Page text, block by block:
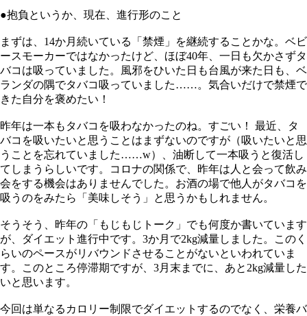
●抱負というか、現在、進行形のこと
まずは、14か月続いている「禁煙」を継続することかな。ベビ
ースモーカーではなかったけど、ほぼ40年、一日も欠かさずタ
バコは吸っていました。風邪をひいた日も台風が来た日も、ベ
ランダの隅でタバコ吸っていました……。気合いだけで禁煙で
きた自分を褒めたい！
昨年は一本もタバコを吸わなかったのね。すごい！ 最近、タ
バコを吸いたいと思うことはまずないのですが（吸いたいと思
うことを忘れていました……w）、油断して一本吸うと復活し
てしまうらしいです。コロナの関係で、昨年は人と会って飲み
会をする機会はありませんでした。お酒の場で他人がタバコを
吸うのをみたら「美味しそう」と思うかもしれません。
そうそう、昨年の「もじもじトーク」でも何度か書いています
が、ダイエット進行中です。3か月で2kg減量しました。このく
らいのペースがリバウンドさせることがないといわれていま
す。このところ停滞期ですが、3月末までに、あと2kg減量した
いと思います。
今回は単なるカロリー制限でダイエットするのでなく、栄養バ